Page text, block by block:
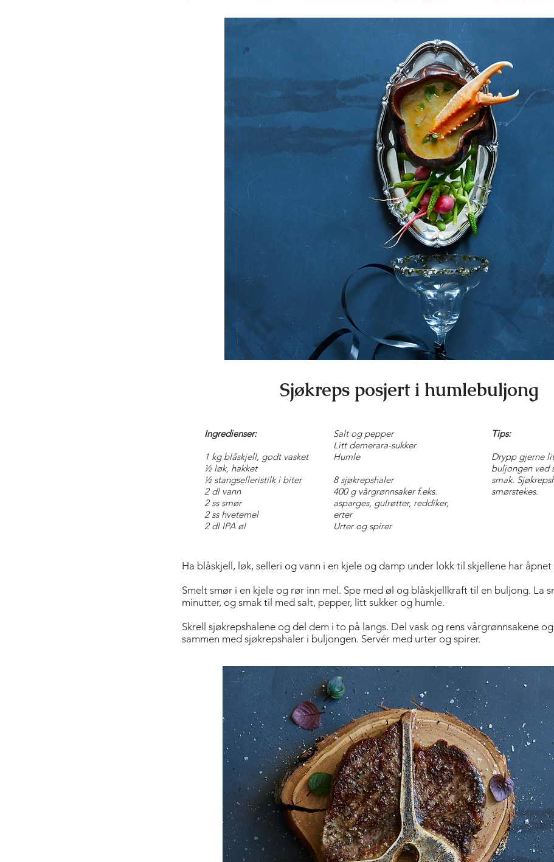
Sjøkreps posjert i humlebuljong
Ingredienser:
1 kg blåskjell, godt vasket
½ løk, hakket
½ stangselleristilk i biter
2 dl vann
2 ss smør
2 ss hvetemel
2 dl IPA øl
Salt og pepper
Litt demerara-sukker
Humle
8 sjøkrepshaler
400 g vårgrønnsaker f.eks.
asparges, gulrøtter, reddiker,
erter
Urter og spirer
Tips:
Drypp gjerne
buljongen ved
smak.
smørstekes.
Ha blåskjell, løk, selleri og vann i en kjele og damp under lokk til skjellene har åpnet
Smelt smør i en kjele og rør inn mel. Spe med øl og blåskjellkraft til en buljong. La
minutter, og smak til med salt, pepper, litt sukker og humle.
Skrell sjøkrepshalene og del dem i to på langs. Del vask og rens vårgrønnsakene
sammen med sjøkrepshaler i buljongen. Servér med urter og spirer.